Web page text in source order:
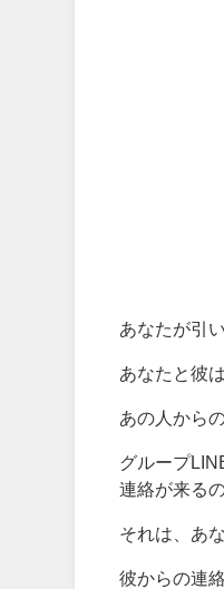
あなたが引
あなたと彼
あの人から
グループ
連絡が来る
それは、あ
彼からの連